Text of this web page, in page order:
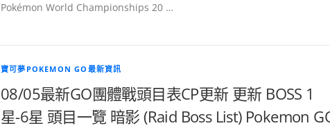
Pokémon World Championships 20 …
寶可夢POKEMON GO最新資訊
08/05最新GO團體戰頭目表CP更新 更新 BOSS 1
星-6星 頭目一覽 暗影 (Raid Boss List) Pokemon